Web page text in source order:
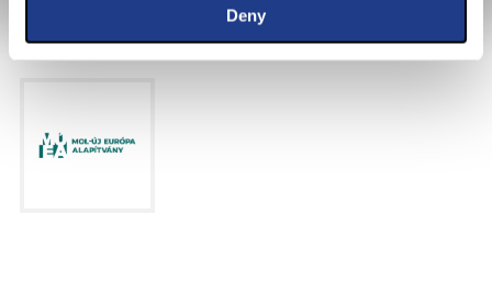
Deny
FŐTÁMOGATÓNK